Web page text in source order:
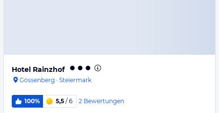
Hotel Rainzhof
Gössenberg · Steiermark
100% 5,5 / 6 2 Bewertungen